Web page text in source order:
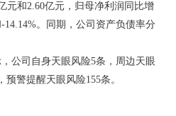
元和2.60亿元，归母净利润同比增
14.14%。同期，公司资产负债率分
公司自身天眼风险5条，周边天眼
警提醒天眼风险155条。